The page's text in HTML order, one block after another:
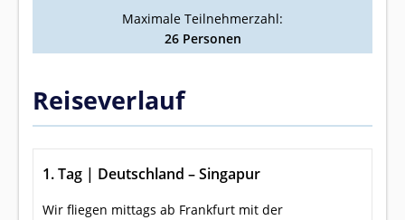
Maximale Teilnehmerzahl:
26 Personen
Reiseverlauf
1. Tag | Deutschland – Singapur
Wir fliegen mittags ab Frankfurt mit der